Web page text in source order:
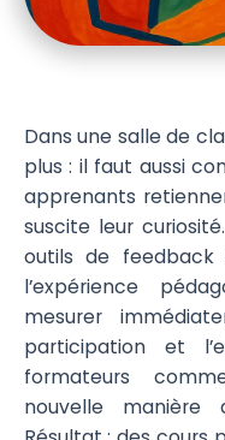
Dans une salle de
plus : il faut aussi
apprenants
suscite leur
outils de
l’expérience
mesurer
participation et
formateurs
nouvelle manière